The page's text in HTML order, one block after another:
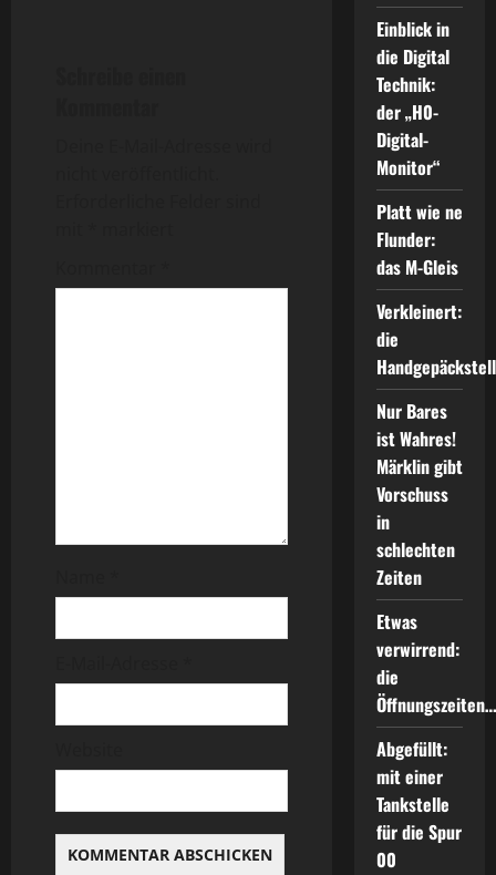
s
a
t
i
o
n
Einblick in
die Digital
Technik:
der „H0-
Digital-
Monitor“
Platt wie ne
Flunder:
das M-Gleis
Verkleinert:
die
Nur Bares
ist Wahres!
Märklin gibt
Vorschuss
in
schlechten
Zeiten
Etwas
verwirrend:
die
Öffnungszeiten…
Abgefüllt:
mit einer
Tankstelle
für die Spur
00